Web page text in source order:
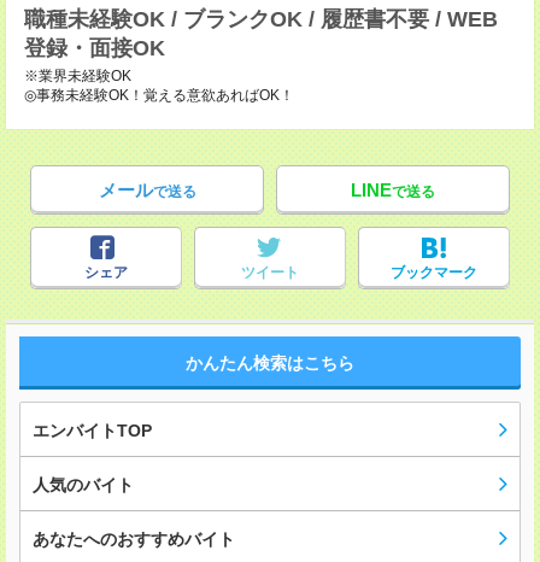
職種未経験OK / ブランクOK / 履歴書不要 / WEB
登録・面接OK
※業界未経験OK
◎事務未経験OK！覚える意欲あればOK！
メールで送る LINEで送る
シェア ツイート ブックマーク
かんたん検索はこちら
エンバイトTOP
人気のバイト
あなたへのおすすめバイト